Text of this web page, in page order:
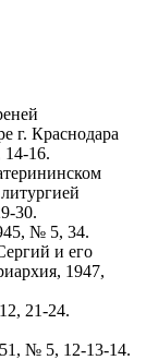
г. Краснодара
16.
30.
№ 5, 34.
и его
1947,
21-24.
№ 5, 12-13-14.